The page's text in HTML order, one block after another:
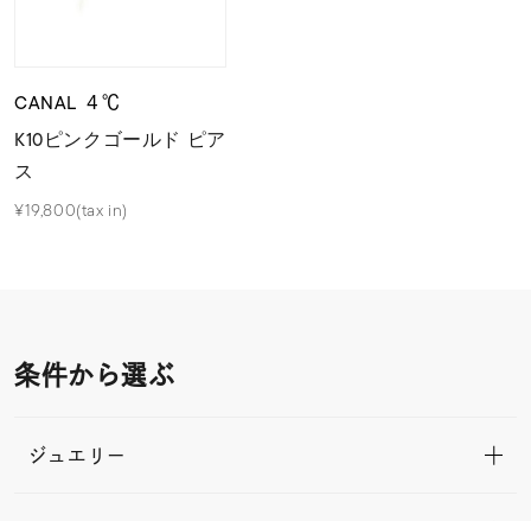
CANAL ４℃
K10ピンクゴールド ピア
ス
¥19,800(tax in)
条件から選ぶ
ジュエリー